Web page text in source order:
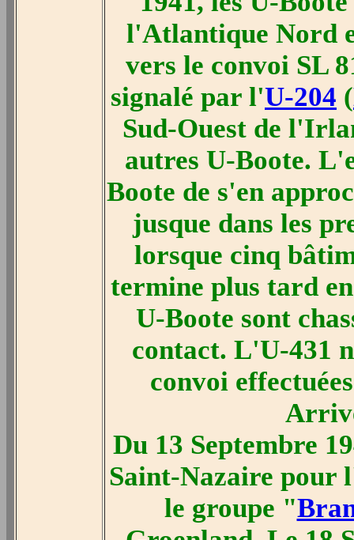
l'Atlantique Nord
vers le convoi SL
signalé par l'U-204 (
Sud-Ouest de
autres U-Boote.
Boote de s'en
jusque dans les
lorsque cinq
termine plus tard
U-Boote sont
contact. L'U-431
convoi
Du 13 Septembre
Saint-Nazaire
le groupe "